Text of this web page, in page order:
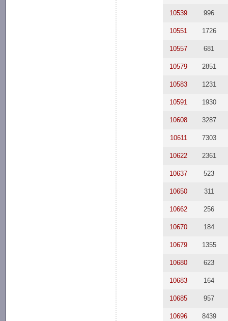
10539 996
10551 1726
10557 681
10579 2851
10583 1231
10591 1930
10608 3287
10611 7303
10622 2361
10637 523
10650 311
10662 256
10670 184
10679 1355
10680 623
10683 164
10685 957
10696 8439